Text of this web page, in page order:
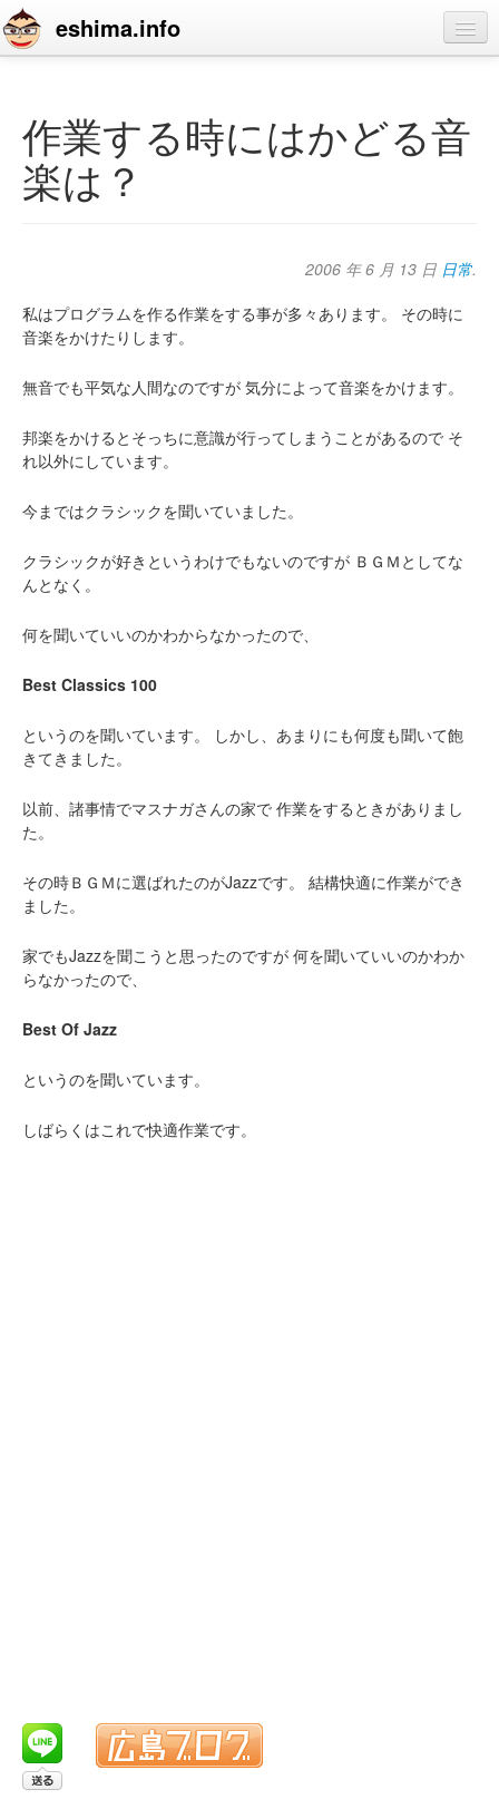
eshima.info
blog
profile
contact
作業する時にはかどる音
楽は？
2006 年 6 月 13 日 日常.
私はプログラムを作る作業をする事が多々あります。
その時に
音楽をかけたりします。
無音でも平気な人間なのですが 気分によって音楽をかけます。
邦楽をかけるとそっちに意識が行ってしまうことがあるので そ
れ以外にしています。
今まではクラシックを聞いていました。
クラシックが好きというわけでもないのですが ＢＧＭとしてな
んとなく。
何を聞いていいのかわからなかったので、
Best Classics 100
というのを聞いています。
しかし、あまりにも何度も聞いて飽
きてきました。
以前、諸事情でマスナガさんの家で 作業をするときがありまし
た。
その時ＢＧＭに選ばれたのがJazzです。
結構快適に作業ができ
ました。
家でもJazzを聞こうと思ったのですが 何を聞いていいのかわか
らなかったので、
Best Of Jazz
というのを聞いています。
しばらくはこれで快適作業です。